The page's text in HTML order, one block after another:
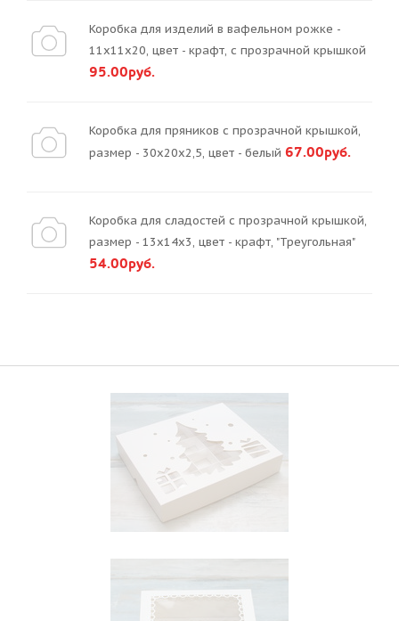
Коробка для изделий в вафельном рожке -
11х11х20, цвет - крафт, с прозрачной крышкой
95.00руб.
Коробка для пряников с прозрачной крышкой,
размер - 30х20х2,5, цвет - белый 67.00руб.
Коробка для сладостей с прозрачной крышкой,
размер - 13х14х3, цвет - крафт, "Треугольная"
54.00руб.